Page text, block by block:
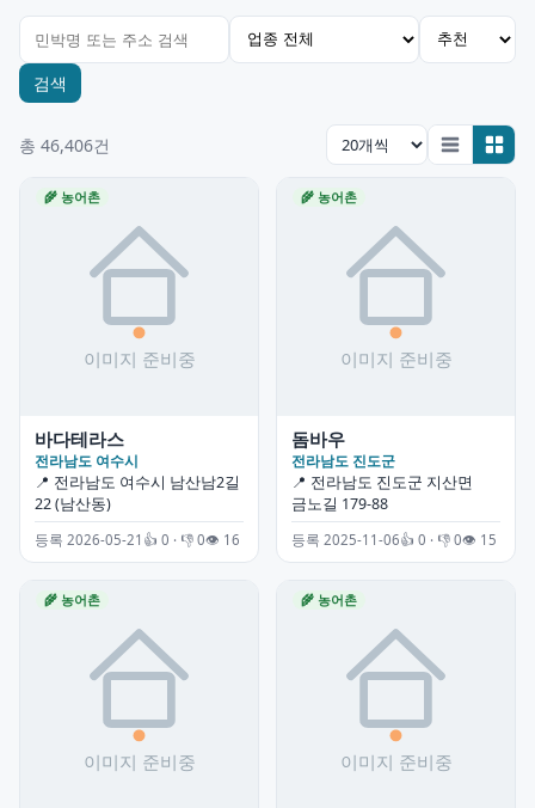
검색
총 46,406건
🌾 농어촌
바다테라스
전라남도 여수시
📍 전라남도 여수시 남산남2길
22 (남산동)
등록 2026-05-21 👍 0 · 👎 0👁 16
🌾 농어촌
돔바우
전라남도 진도군
📍 전라남도 진도군 지산면
금노길 179-88
등록 2025-11-06👍 0 · 👎 0👁 15
🌾 농어촌 🌾 농어촌